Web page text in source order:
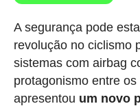
A segurança pode
revolução no ciclismo
sistemas com airbag
protagonismo entre
apresentou um novo